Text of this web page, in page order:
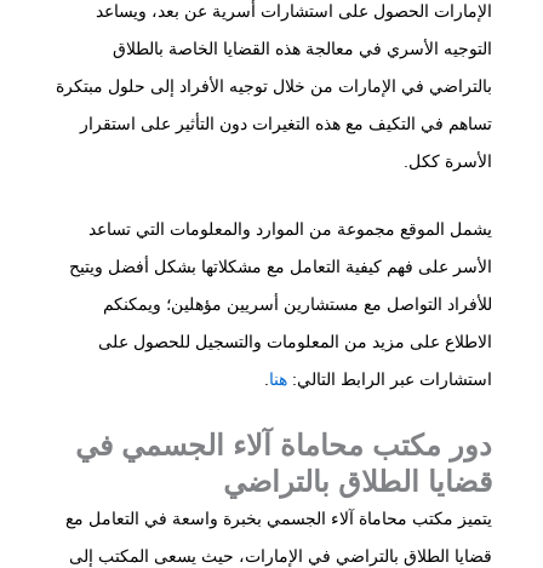
الإمارات الحصول على استشارات أسرية عن بعد، ويساعد
التوجيه الأسري في معالجة هذه القضايا الخاصة بالطلاق
بالتراضي في الإمارات من خلال توجيه الأفراد إلى حلول مبتكرة
تساهم في التكيف مع هذه التغيرات دون التأثير على استقرار
الأسرة ككل.
يشمل الموقع مجموعة من الموارد والمعلومات التي تساعد
الأسر على فهم كيفية التعامل مع مشكلاتها بشكل أفضل ويتيح
للأفراد التواصل مع مستشارين أسريين مؤهلين؛ ويمكنكم
الاطلاع على مزيد من المعلومات والتسجيل للحصول على
استشارات عبر الرابط التالي:هنا
دور مكتب محاماة آلاء الجسمي في
قضايا الطلاق بالتراضي
يتميز مكتب محاماة آلاء الجسمي بخبرة واسعة في التعامل مع
قضايا الطلاق بالتراضي في الإمارات، حيث يسعى المكتب إلى